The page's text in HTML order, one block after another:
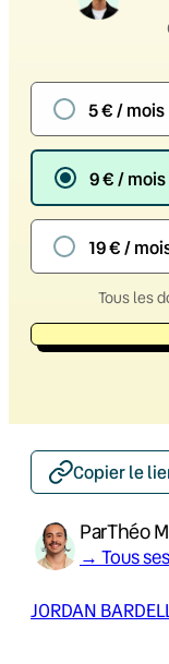
5 € / mois
9 € / mois
19 € /
Tous les
Copier le
ParThéo
→ Tous
JORDAN